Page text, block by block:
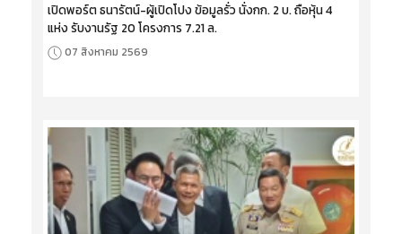
เปิดพอร์ต ธนารัตน์-ผู้เปิดโปง ข้อมูลรั่ว นั่งกก. 2 บ. ถือหุ้น 4
แห่ง รับงานรัฐ 20 โครงการ 7.21 ล.
07 สิงหาคม 2569